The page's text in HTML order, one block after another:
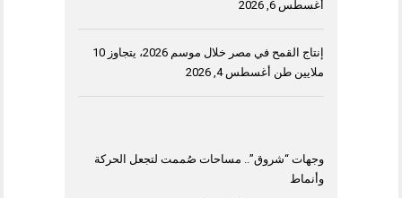
أغسطس 6, 2026
إنتاج القمح في مصر خلال موسم 2026، يتجاوز 10
ملايين طن أغسطس 4, 2026
وجهات “شروق”.. مساحات صُممت لتجعل الحركة
وأنماط